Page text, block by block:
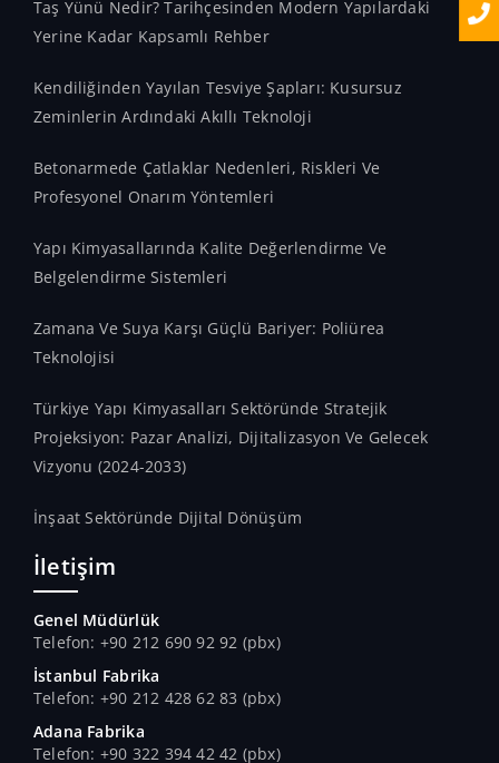
Taş Yünü Nedir? Tarihçesinden Modern Yapılardaki
Yerine Kadar Kapsamlı Rehber
Kendiliğinden Yayılan Tesviye Şapları: Kusursuz
Zeminlerin Ardındaki Akıllı Teknoloji
Betonarmede Çatlaklar Nedenleri, Riskleri Ve
Profesyonel Onarım Yöntemleri
Yapı Kimyasallarında Kalite Değerlendirme Ve
Belgelendirme Sistemleri
Zamana Ve Suya Karşı Güçlü Bariyer: Poliürea
Teknolojisi
Türkiye Yapı Kimyasalları Sektöründe Stratejik
Projeksiyon: Pazar Analizi, Dijitalizasyon Ve Gelecek
Vizyonu (2024-2033)
İnşaat Sektöründe Dijital Dönüşüm
İletişim
Genel Müdürlük
Telefon: +90 212 690 92 92 (pbx)
İstanbul Fabrika
Telefon: +90 212 428 62 83 (pbx)
Adana Fabrika
Telefon: +90 322 394 42 42 (pbx)